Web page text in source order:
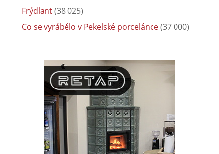
Frýdlant(38 025)
Co se vyrábělo v Pekelské porcelánce(37 000)